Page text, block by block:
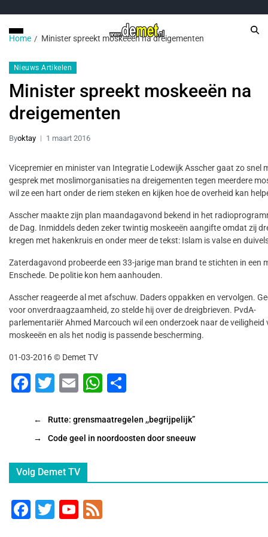
Home Minister spreekt moskeeën na dreigementen
Nieuws Artikelen
Minister spreekt moskeeën na
dreigementen
Byoktay 1 maart 2016
Vicepremier en minister van Integratie Lodewijk Asscher gaat zo snel
gesprek met moslimorganisaties na dreigementen tegen meerdere
wil ze een hart onder de riem steken en kijken hoe de overheid kan
Asscher maakte zijn plan maandagavond bekend in het
de Dag. Inmiddels deden zeker twintig moskeeën aangifte omdat zij
kregen met hakenkruis en onder meer de tekst: Islam is valse en
Zaterdagavond probeerde een 33-jarige man brand te stichten in een
Enschede. De politie kon hem aanhouden.
Asscher reageerde al met afschuw. Daders oppakken en vervolgen.
voor onverdraagzaamheid, zo stelde hij over de dreigbrieven. PvdA-
parlementariër Ahmed Marcouch wil een onderzoek naar de veiligheid
moskeeën en als het nodig is passende bescherming.
01-03-2016 © Demet TV
F
c
e
b
o
o
k
T
tt
er
E
ai
l
W
at
s
p
e
n
←
Rutte: grensmaatregelen ,,begrijpelijk”
→
Code geel in noordoosten door sneeuw
Volg Demet TV
F
T
Y